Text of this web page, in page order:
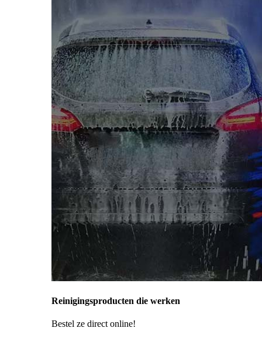
Reinigingsproducten die werken
Bestel ze direct online!